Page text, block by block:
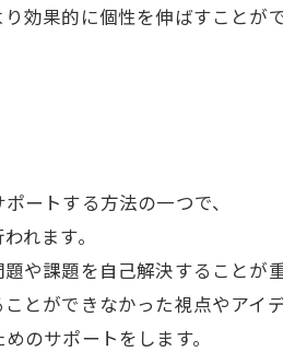
効果的に個性を伸ばすことがで
ートする方法の一つで、
れます。
や課題を自己解決することが
とができなかった視点やアイ
のサポートをします。